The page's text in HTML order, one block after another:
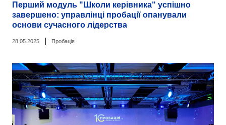
Перший модуль "Школи керівника" успішно
завершено: управлінці пробації опанували
основи сучасного лідерства
28.05.2025 Пробація